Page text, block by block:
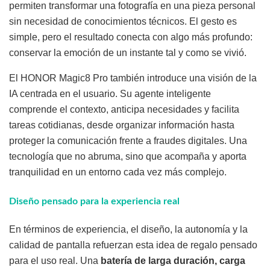
permiten transformar una fotografía en una pieza personal
sin necesidad de conocimientos técnicos. El gesto es
simple, pero el resultado conecta con algo más profundo:
conservar la emoción de un instante tal y como se vivió.
El HONOR Magic8 Pro también introduce una visión de la
IA centrada en el usuario. Su agente inteligente
comprende el contexto, anticipa necesidades y facilita
tareas cotidianas, desde organizar información hasta
proteger la comunicación frente a fraudes digitales. Una
tecnología que no abruma, sino que acompaña y aporta
tranquilidad en un entorno cada vez más complejo.
Diseño pensado para la experiencia real
En términos de experiencia, el diseño, la autonomía y la
calidad de pantalla refuerzan esta idea de regalo pensado
para el uso real. Una batería de larga duración, carga